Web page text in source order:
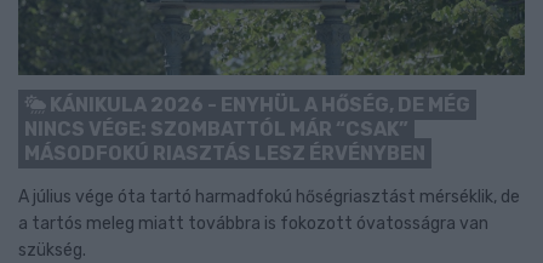
KÁNIKULA 2026 - ENYHÜL A HŐSÉG, DE MÉG
NINCS VÉGE: SZOMBATTÓL MÁR “CSAK”
MÁSODFOKÚ RIASZTÁS LESZ ÉRVÉNYBEN
A július vége óta tartó harmadfokú hőségriasztást mérséklik, de
a tartós meleg miatt továbbra is fokozott óvatosságra van
szükség.